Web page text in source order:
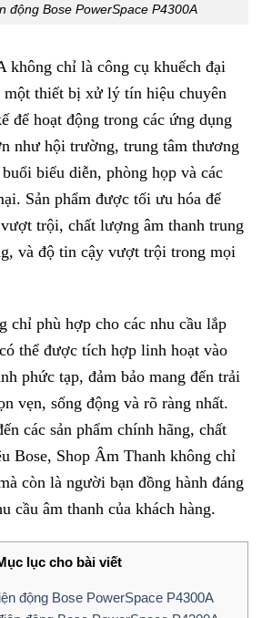
động Bose PowerSpace P4300A
không chỉ là công cụ khuếch đại
một thiết bị xử lý tín hiệu chuyên
để hoạt động trong các ứng dụng
như hội trường, trung tâm thương
biểu diễn, phòng họp và các
Sản phẩm được tối ưu hóa để
trội, chất lượng âm thanh trung
và độ tin cậy vượt trội trong mọi
chỉ phù hợp cho các nhu cầu lắp
thể được tích hợp linh hoạt vào
phức tạp, đảm bảo mang đến trải
vẹn, sống động và rõ ràng nhất.
các sản phẩm chính hãng, chất
Bose, Shop Âm Thanh không chỉ
còn là người bạn đồng hành đáng
cầu âm thanh của khách hàng.
lục cho bài viết
động Bose PowerSpace P4300A